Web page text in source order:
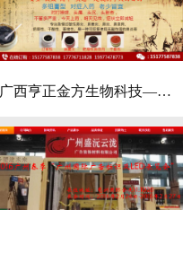
广西亨正金方生物科技—网